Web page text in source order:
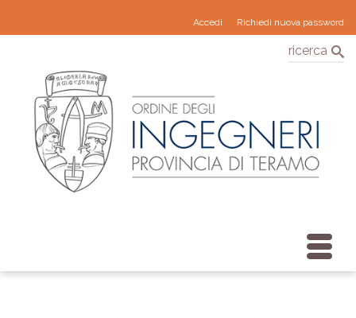
Accedi Richiedi nuova password
ricerca